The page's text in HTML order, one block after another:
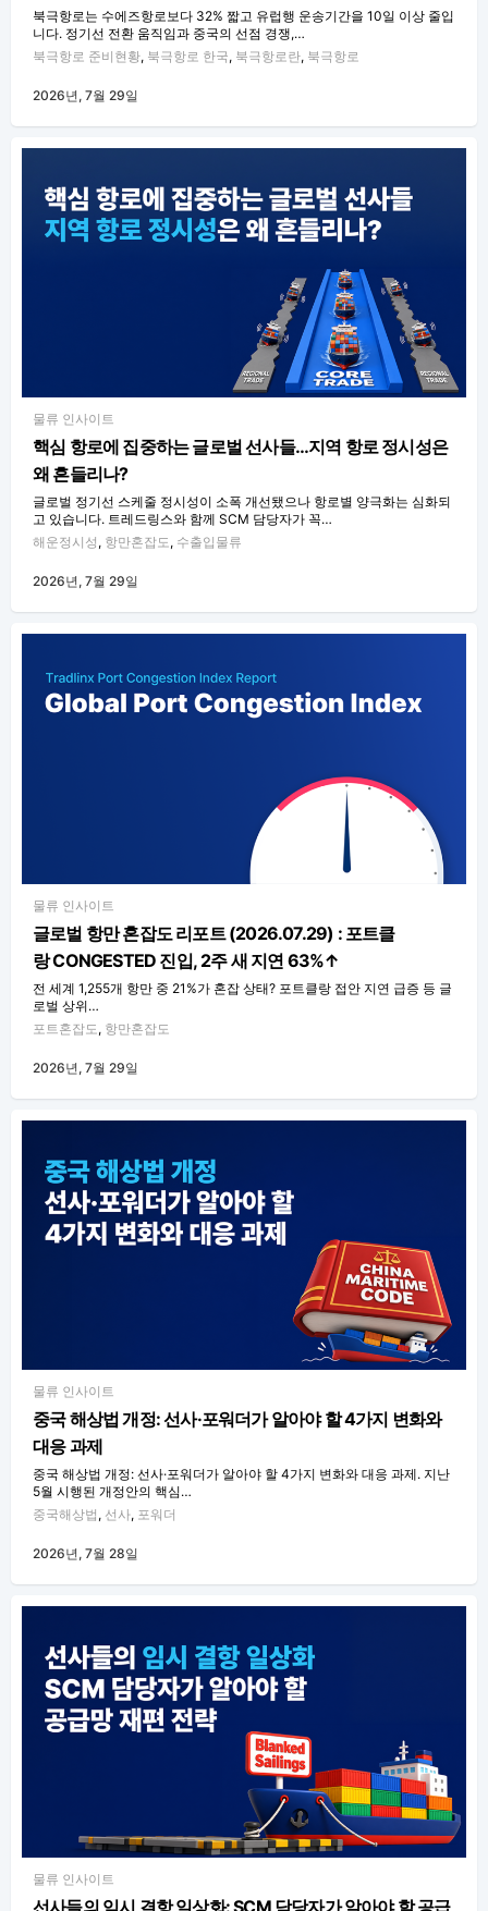
북극항로는 수에즈항로보다 32% 짧고 유럽행 운송기간을 10일 이상 줄입
니다. 정기선 전환 움직임과 중국의 선점 경쟁,…
북극항로 준비현황, 북극항로 한국, 북극항로란, 북극항로
2026년, 7월 29일
물류 인사이트
핵심 항로에 집중하는 글로벌 선사들…지역 항로 정시성은
왜 흔들리나?
글로벌 정기선 스케줄 정시성이 소폭 개선됐으나 항로별 양극화는 심화되
고 있습니다. 트레드링스와 함께 SCM 담당자가 꼭…
해운정시성 , 항만혼잡도 , 수출입물류
2026년, 7월 29일
물류 인사이트
글로벌 항만 혼잡도 리포트 (2026.07.29) : 포트클
랑 CONGESTED 진입, 2주 새 지연 63%↑
전 세계 1,255개 항만 중 21%가 혼잡 상태? 포트클랑 접안 지연 급증 등 글
로벌 상위…
포트혼잡도, 항만혼잡도
2026년, 7월 29일
물류 인사이트
중국 해상법 개정: 선사·포워더가 알아야 할 4가지 변화와
대응 과제
중국 해상법 개정: 선사·포워더가 알아야 할 4가지 변화와 대응 과제. 지난
5월 시행된 개정안의 핵심…
중국해상법 , 선사, 포워더
2026년, 7월 28일
물류 인사이트
선사들의 임시 결항 일상화: SCM 담당자가 알아야 할 공급